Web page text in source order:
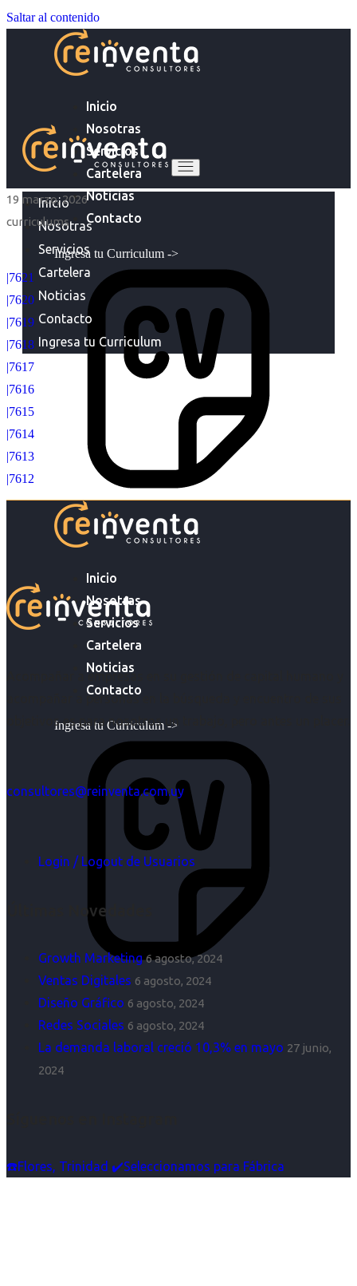
Saltar al contenido
Inicio
Nosotras
Servicios
Cartelera
Noticias
Contacto
Ingresa tu Curriculum ->
Inicio
Nosotras
Servicios
Cartelera
Noticias
Contacto
Ingresa tu Curriculum ->
Inicio
Nosotras
Servicios
Cartelera
Noticias
Contacto
Ingresa tu Curriculum
19 marzo, 2026
curriculums
|7621
|7620
|7619
|7618
|7617
|7616
|7615
|7614
|7613
|7612
Acompañar a empresas en su gestión de capital humano y
acompañar a personas en la búsqueda y encuentro de sus
objetivos es para nosotros un trabajo, pero antes un placer.
consultores@reinventa.com.uy
Login / Logout de Usuarios
Últimas Novedades
Growth Marketing 6 agosto, 2024
Ventas Digitales 6 agosto, 2024
Diseño Gráfico 6 agosto, 2024
Redes Sociales 6 agosto, 2024
La demanda laboral creció 10,3% en mayo 27 junio,
2024
☎️Flores, Trinidad ✔️Seleccionamos para Fábrica